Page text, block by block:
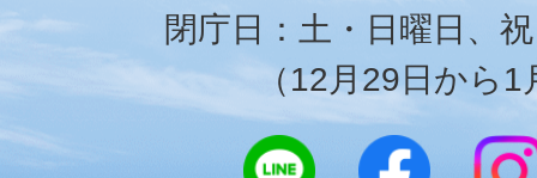
閉庁日：土・日曜日、
（12月29日から1